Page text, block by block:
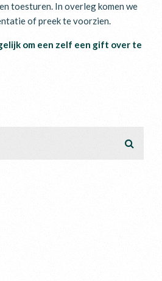
toesturen. In overleg komen we
of preek te voorzien.
om een zelf een gift over te